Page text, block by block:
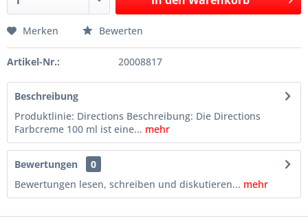
Merken Bewerten
Artikel-Nr.: 20008817
Beschreibung
Produktlinie: Directions Beschreibung: Die Directions
Farbcreme 100 ml ist eine... mehr
Bewertungen
0
Bewertungen lesen, schreiben und diskutieren... mehr